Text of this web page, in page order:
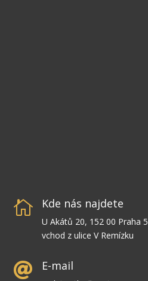
 Kde nás najdete
U Akátů 20, 152 00 Praha 5
vchod z ulice V Remízku
 E-mail